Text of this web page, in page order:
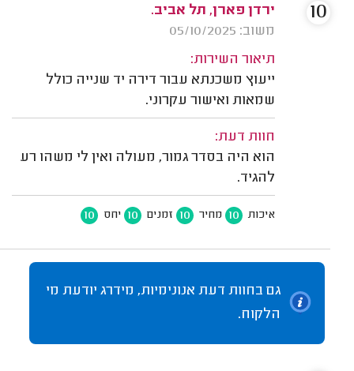
ירדן פארן, תל אביב.
משוב: 05/10/2025
תיאור השירות:
ייעוץ משכנתא עבור דירה יד שנייה כולל
שמאות ואישור עקרוני.
חוות דעת:
הוא היה בסדר גמור, מעולה ואין לי משהו רע
להגיד.
איכות 10 מחיר 10 זמנים 10 יחס 10
10
גם בחוות דעת אנונימיות, מידרג יודעת מי
הלקוח.